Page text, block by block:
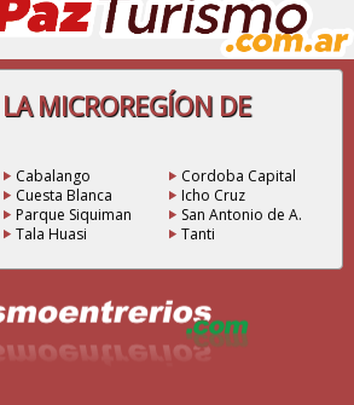
MICROREGÍON DE
Cabalango
Cordoba Capital
Cuesta Blanca
Icho Cruz
Parque Siquiman
San Antonio de A.
Tala Huasi
Tanti